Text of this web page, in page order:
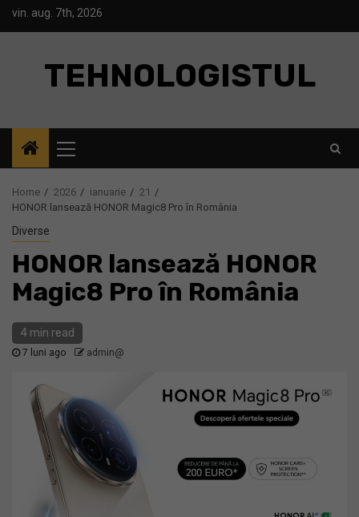
Skipvin. aug. 7th, 2026
TEHNOLOGISTUL
Menu
Home 2026 ianuarie
21
HONOR lansează HONOR Magic8 Pro în România
Diverse
HONOR lansează HONOR
Magic8 Pro în România
4 min read
7 luni ago admin@